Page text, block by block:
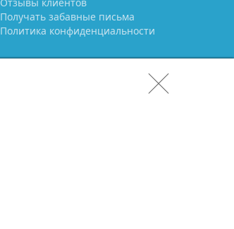
Получать забавные письма
Политика конфиденциальности